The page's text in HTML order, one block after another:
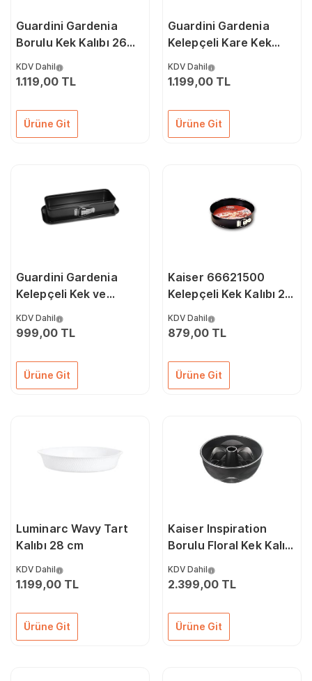
Guardini Gardenia
Borulu Kek Kalıbı 26
KDV Dahil
1.119,00 TL
Ürüne Git
Guardini Gardenia
Kelepçeli Kare Kek
KDV Dahil
1.199,00 TL
Ürüne Git
Guardini Gardenia
Kelepçeli Kek ve
x 12 Cm
KDV Dahil
999,00 TL
Ürüne Git
Kaiser 66621500
Kelepçeli Kek Kalıbı 20
KDV Dahil
879,00 TL
Ürüne Git
Luminarc Wavy Tart
Kalıbı 28 cm
KDV Dahil
1.199,00 TL
Ürüne Git
Kaiser Inspiration
Borulu Floral Kek Kalıbı
KDV Dahil
2.399,00 TL
Ürüne Git